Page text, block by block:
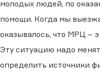
молодых людей, по
помощи. Когда мы
оказывалось, что МРЦ –
Эту ситуацию надо
определить источники